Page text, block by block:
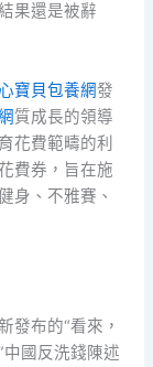
果還是被辭
寶貝包養網發
質成長的領導
花費範疇的利
費券，旨在施
身、不雅賽、
發布的“看來，
國反洗錢陳述